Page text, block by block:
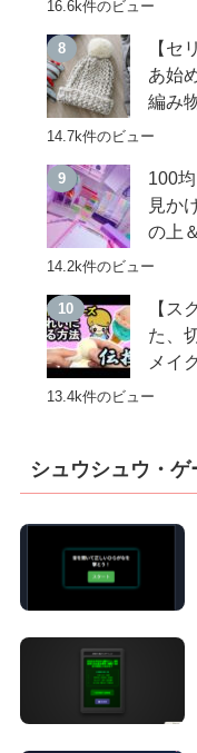
16.6k件のビュー
【セ
あ始
編み
14.7k件のビュー
100
見か
の上
14.2k件のビュー
【ス
た、
メイ
13.4k件のビュー
シュウシュウ・ゲ